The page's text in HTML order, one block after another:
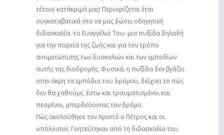
τέτοιο κατάκριμά μας! Περιορίζεται έτσι
συγκαταβατικά στο να μας δώσει οδηγητική
διδασκαλία -το Ευαγγέλιό Του- μια πυξίδα δηλαδή
για την πορεία της ζωής και για τον τρόπο
αντιμετώπισης των δυσκολιών και των εμποδίων
αυτής της διαδρομής. Φυσικά, η πυξίδα δεν βγάζει
στην άκρη τα εμπόδια του δρόμου, δείχνει το πώς
δεν θα χαθούμε, έστω και τραυματισμένοι και
πεσμένοι, μπερδεύοντας τον δρόμο.
Πώς ακολούθησε τον Χριστό ο Πέτρος και οι
υπόλοιποι; Γοητεύτηκαν από τη διδασκαλία του.